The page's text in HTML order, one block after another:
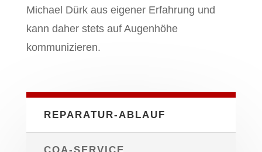
Michael Dürk aus eigener Erfahrung und
kann daher stets auf Augenhöhe
kommunizieren.
REPARATUR-ABLAUF